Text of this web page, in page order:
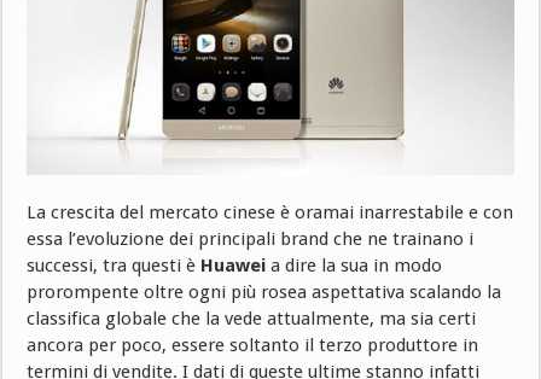
La crescita del mercato cinese è oramai inarrestabile e con
essa l’evoluzione dei principali brand che ne trainano i
successi, tra questi è Huawei a dire la sua in modo
prorompente oltre ogni più rosea aspettativa scalando la
classifica globale che la vede attualmente, ma sia certi
ancora per poco, essere soltanto il terzo produttore in
termini di vendite. I dati di queste ultime stanno infatti